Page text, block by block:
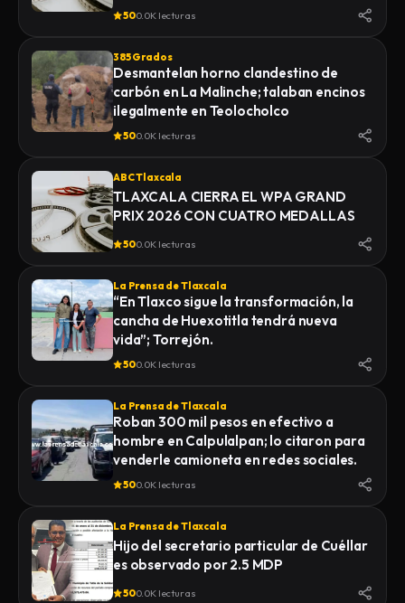
500.0K lecturas
385 Grados
Desmantelan horno clandestino de
carbón en La Malinche; talaban encinos
ilegalmente en Teolocholco
500.0K lecturas
ABC Tlaxcala
TLAXCALA CIERRA EL WPA GRAND
PRIX 2026 CON CUATRO MEDALLAS
500.0K lecturas
La Prensa de Tlaxcala
“En Tlaxco sigue la transformación, la
cancha de Huexotitla tendrá nueva
vida”; Torrejón.
500.0K lecturas
La Prensa de Tlaxcala
Roban 300 mil pesos en efectivo a
hombre en Calpulalpan; lo citaron para
venderle camioneta en redes sociales.
500.0K lecturas
La Prensa de Tlaxcala
Hijo del secretario particular de Cuéllar
es observado por 2.5 MDP
500.0K lecturas